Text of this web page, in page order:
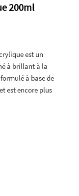
200ml
est un
à brillant à la
à base de
est encore plus